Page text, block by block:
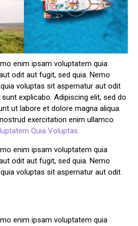
enim ipsam voluptatem quia
odit aut fugit, sed quia. Nemo
voluptas sit aspernatur aut odit
explicabo. Adipiscing elit, sed do
ut labore et dolore magna aliqua.
exercitation enim ullamco.
Quia Voluptas.
enim ipsam voluptatem quia
odit aut fugit, sed quia. Nemo
voluptas sit aspernatur aut odit
enim ipsam voluptatem quia